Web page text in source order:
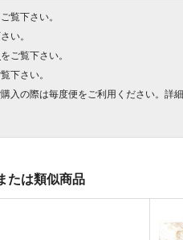
覧下さい。
い。
をご覧下さい。
下さい。
入の際は毎度便をご利用ください。詳
たは類似商品